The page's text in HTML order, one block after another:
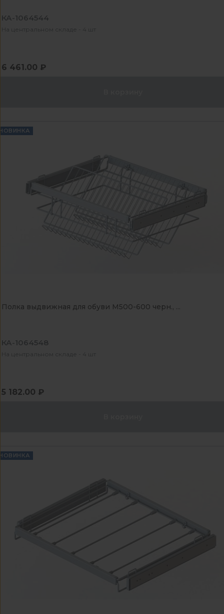
КА-1064544
На центральном складе - 4 шт
6 461.00 ₽
Полка выдвижная для обуви М500-600 черн., ...
КА-1064548
На центральном складе - 4 шт
5 182.00 ₽